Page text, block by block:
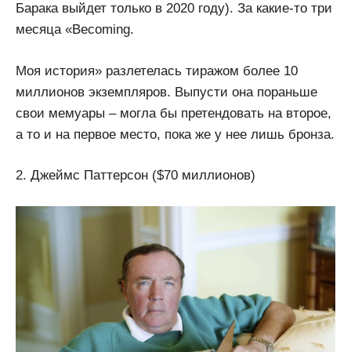
Барака выйдет только в 2020 году). За какие-то три
месяца «Becoming.
Моя история» разлетелась тиражом более 10
миллионов экземпляров. Выпусти она пораньше
свои мемуары – могла бы претендовать на второе,
а то и на первое место, пока же у нее лишь бронза.
2. Джеймс Паттерсон ($70 миллионов)